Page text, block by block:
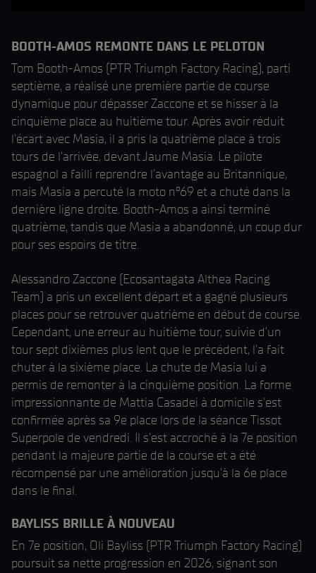
BOOTH-AMOS REMONTE DANS LE PELOTON
Tom Booth-Amos (PTR Triumph Factory Racing), parti
septième, a réalisé une première partie de course
dynamique pour dépasser Zaccone et se hisser à la
cinquième place au huitième tour. Après avoir réduit
l'écart avec Masia, il a pris la quatrième place à trois
tours de l'arrivée, devant Jaume Masia. Le pilote
espagnol a failli reprendre l'avantage au Britannique,
mais Masia a percuté la moto n°69 et a chuté dans la
dernière ligne droite. Booth-Amos a ainsi terminé
quatrième, tandis que Masia a abandonné, un coup dur
pour ses espoirs de titre.
Alessandro Zaccone (Ecosantagata Althea Racing
Team) a pris un excellent départ et a gagné plusieurs
places pour se retrouver quatrième en début de course.
Cependant, une erreur au huitième tour, suivie d'un
tour sept dixièmes plus lent que le précédent, l'a fait
chuter à la sixième place. La chute de Masia lui a
permis de remonter à la cinquième position. La forme
impressionnante de Mattia Casadei à domicile s'est
confirmée après sa 9e place lors de la séance Tissot
Superpole de vendredi. Il s'est accroché à la 7e position
pendant la majeure partie de la course et a été
récompensé par une amélioration jusqu'à la 6e place
dans le final.
BAYLISS BRILLE À NOUVEAU
En 7e position, Oli Bayliss (PTR Triumph Factory Racing)
poursuit sa nette progression en 2026, signant son